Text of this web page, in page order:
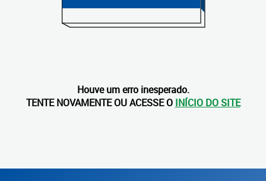
Houve um erro inesperado.
TENTE NOVAMENTE OU ACESSE O INÍCIO DO SITE